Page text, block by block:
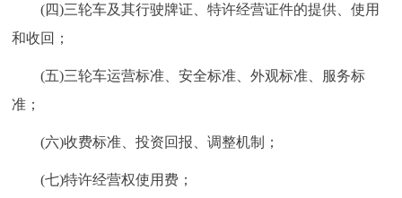
(四)三轮车及其行驶牌证、特许经营证件的提供、使用
和收回；
(五)三轮车运营标准、安全标准、外观标准、服务标
准；
(六)收费标准、投资回报、调整机制；
(七)特许经营权使用费；